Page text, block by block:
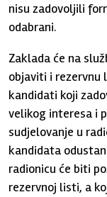
nisu zadovoljili
odabrani.
Zaklada će na
objaviti i rezervnu
kandidati koji
velikog interesa i
sudjelovanje u
kandidata
radionicu će biti
rezervnoj listi, a